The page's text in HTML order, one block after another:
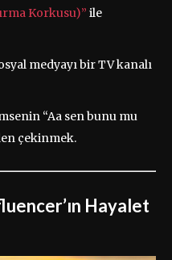
Korkusu)” ile
medyayı bir TV kanalı
“Aa sen bunu mu
çekinmek.
Hayalet